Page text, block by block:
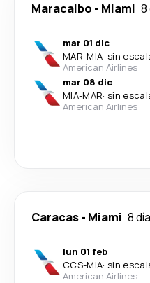
Maracaibo - Miami 8
mar 01 dic
MAR-MIA· sin
American Airlines
mar 08 dic
MIA-MAR· sin
American Airlines
Caracas- Miami 8
lun 01 feb
CCS-MIA· sin
American Airlines